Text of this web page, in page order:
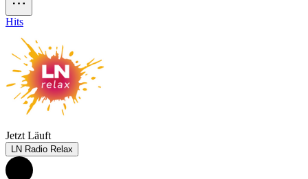
Hits
Jetzt Läuft
LN Radio Relax